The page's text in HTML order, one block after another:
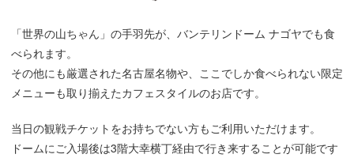
「世界の山ちゃん」の手羽先が、バンテリンドーム ナゴヤでも食
べられます。
その他にも厳選された名古屋名物や、ここでしか食べられない限定
メニューも取り揃えたカフェスタイルのお店です。
当日の観戦チケットをお持ちでない方もご利用いただけます。
ドームにご入場後は3階大幸横丁経由で行き来することが可能です